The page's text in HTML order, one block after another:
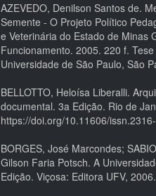
AZEVEDO, Denilson Santos de.
Semente - O Projeto Político
e Veterinária do Estado de Minas
Funcionamento. 2005. 220 f.
Universidade de São Paulo, São
BELLOTTO, Heloísa Liberalli.
documental. 3a Edição. Rio de
https://doi.org/10.11606/
BORGES, José Marcondes;
Gilson Faria Potsch. A
Edição. Viçosa: Editora UFV, 2006.